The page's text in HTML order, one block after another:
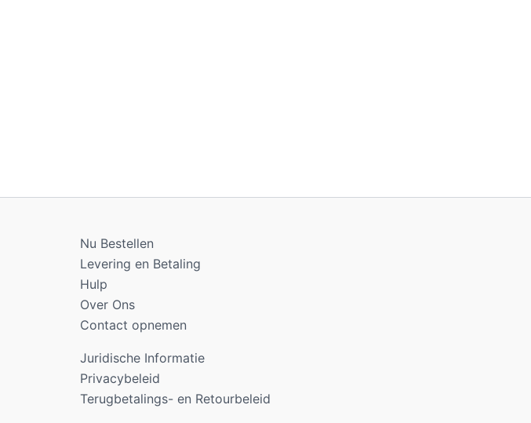
Nu Bestellen
Levering en Betaling
Hulp
Over Ons
Contact opnemen
Juridische Informatie
Privacybeleid
Terugbetalings- en Retourbeleid